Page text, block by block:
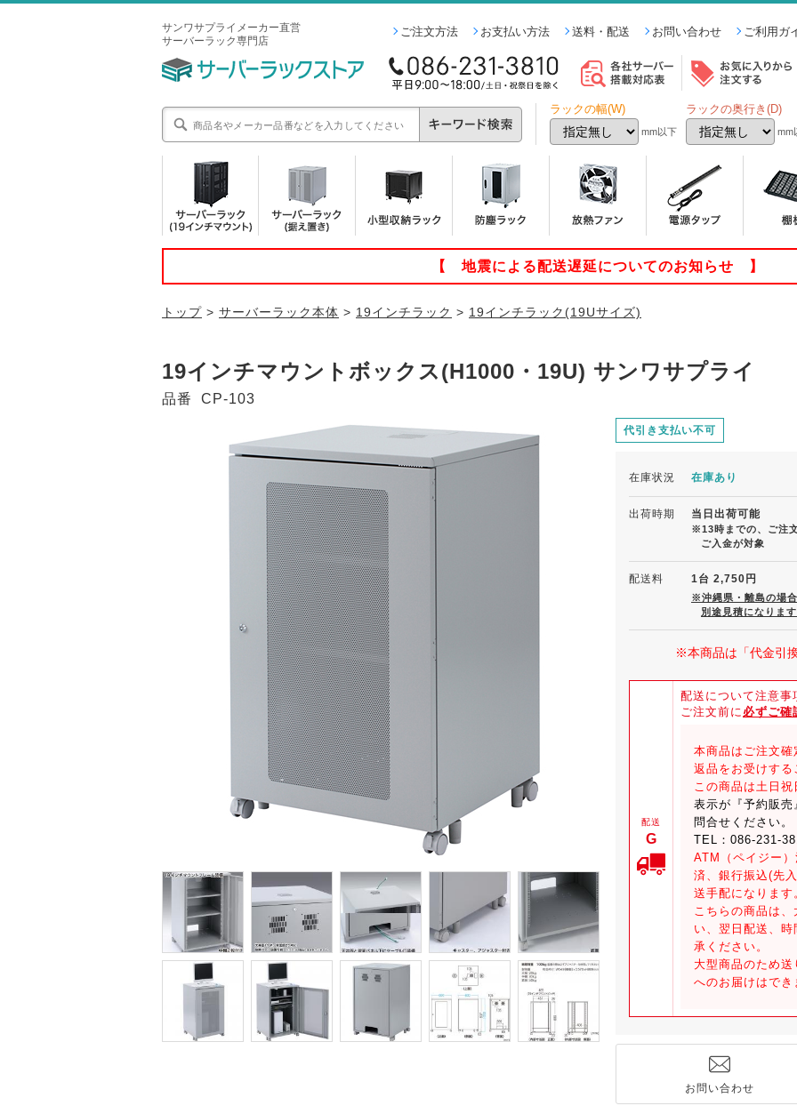
サンワサプライメーカー直営
サーバーラック専門店
ご注文方法 お支払い方法 送料・配送 お問い合わせ ご利用ガ
ラックの幅(W)
mm以下
ラックの奥行き(D)
mm
【 地震による配送遅延についてのお知らせ 】
トップ > サーバーラック本体 > 19インチラック > 19インチラック(19Uサイズ)
19インチマウントボックス(H1000・19U) サンワサプライ
品番 CP-103
代引き支払い不可
在庫状況 在庫あり
出荷時期 当日出荷可能
※13時までの、ご注文
ご入金が対象
配送料 1台 2,750円
※沖縄県・離島の場合
別途見積になります
※本商品は「代金引
配送
G
配送について注意事
ご注文前に 必ずご確
本商品はご注文
返品をお受けする
この商品は土日祝
表示が『予約販
問合せください。
TEL：086-231-
ATM（ペイジー
済、銀行振込(先
送手配になります
こちらの商品は
い、翌日配送、
承ください。
大型商品のため
へのお届けはでき
お問い合わせ